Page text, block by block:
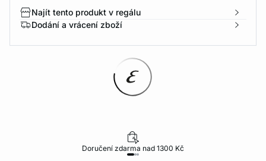
Najít tento produkt v regálu
Dodání a vrácení zboží
Doručení zdarma nad 1300 Kč